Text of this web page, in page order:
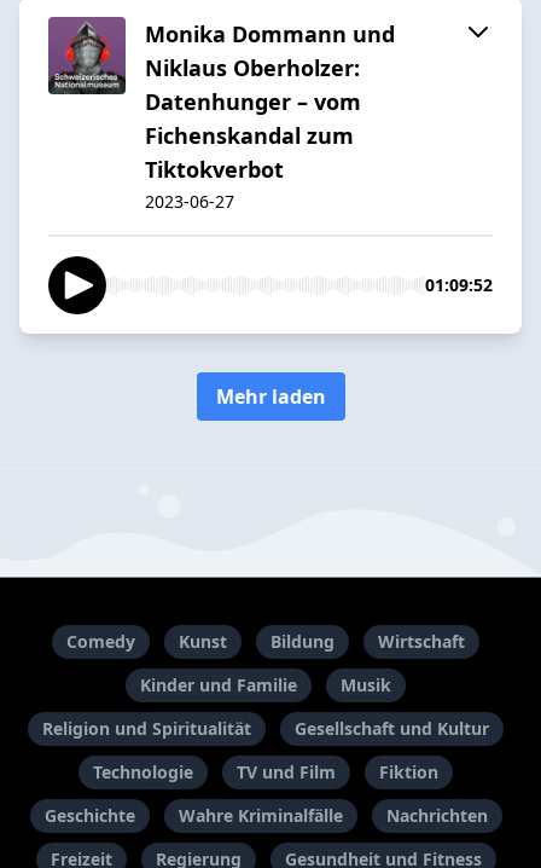
Monika Dommann und
Niklaus Oberholzer:
Datenhunger – vom
Fichenskandal zum
Tiktokverbot
2023-06-27
01:09:52
Mehr laden
Comedy Kunst Bildung
Wirtschaft
Kinder und Familie
Musik
Religion und Spiritualität
Gesellschaft und Kultur
Technologie
TV und Film
Fiktion
Geschichte
Wahre Kriminalfälle
Nachrichten
Freizeit
Regierung Gesundheit und Fitness